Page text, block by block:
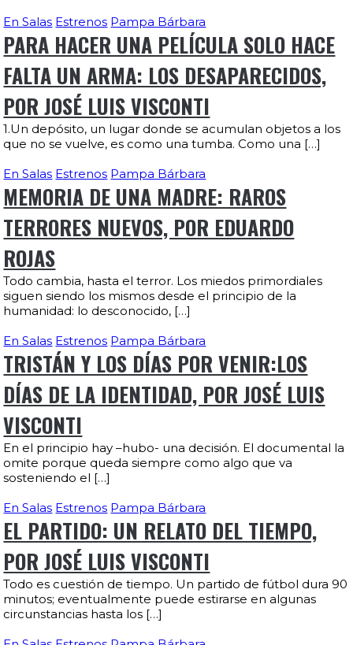
En Salas Estrenos Pampa Bárbara
PARA HACER UNA PELÍCULA SOLO HACE
FALTA UN ARMA: LOS DESAPARECIDOS,
POR JOSÉ LUIS VISCONTI
1.Un depósito, un lugar donde se acumulan objetos a los
que no se vuelve, es como una tumba. Como una […]
En Salas Estrenos Pampa Bárbara
MEMORIA DE UNA MADRE: RAROS
TERRORES NUEVOS, POR EDUARDO
ROJAS
Todo cambia, hasta el terror. Los miedos primordiales
siguen siendo los mismos desde el principio de la
humanidad: lo desconocido, […]
En Salas Estrenos Pampa Bárbara
TRISTÁN Y LOS DÍAS POR VENIR:LOS
DÍAS DE LA IDENTIDAD, POR JOSÉ LUIS
VISCONTI
En el principio hay –hubo- una decisión. El documental la
omite porque queda siempre como algo que va
sosteniendo el […]
En Salas Estrenos Pampa Bárbara
EL PARTIDO: UN RELATO DEL TIEMPO,
POR JOSÉ LUIS VISCONTI
Todo es cuestión de tiempo. Un partido de fútbol dura 90
minutos; eventualmente puede estirarse en algunas
circunstancias hasta los […]